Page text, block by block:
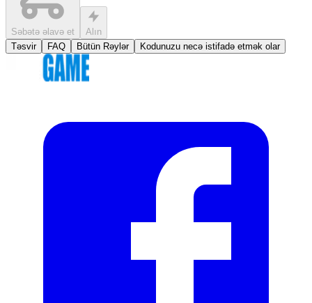
Səbətə əlavə et
Alın
Təsvir
FAQ Bütün Rəylər Kodunuzu necə istifadə etmək olar